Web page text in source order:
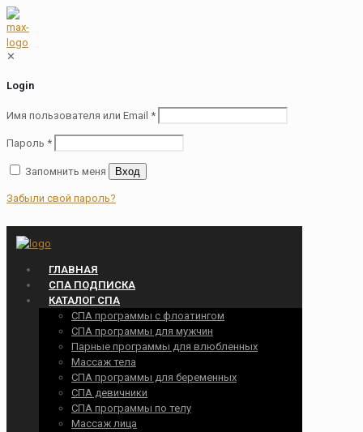
✕
Login
Имя пользователя или Email *
Пароль *
Запомнить меня Вход
Забыли свой пароль?
ГЛАВНАЯ
СПА ПОДПИСКА
КАТАЛОГ СПА
СПА программы с флоатингом
СПА программы для мужчин
Парные программы для влюбленных
Массаж тела
СПА программы для беременных
СПА девичники
СПА программы по телу
Массаж лица